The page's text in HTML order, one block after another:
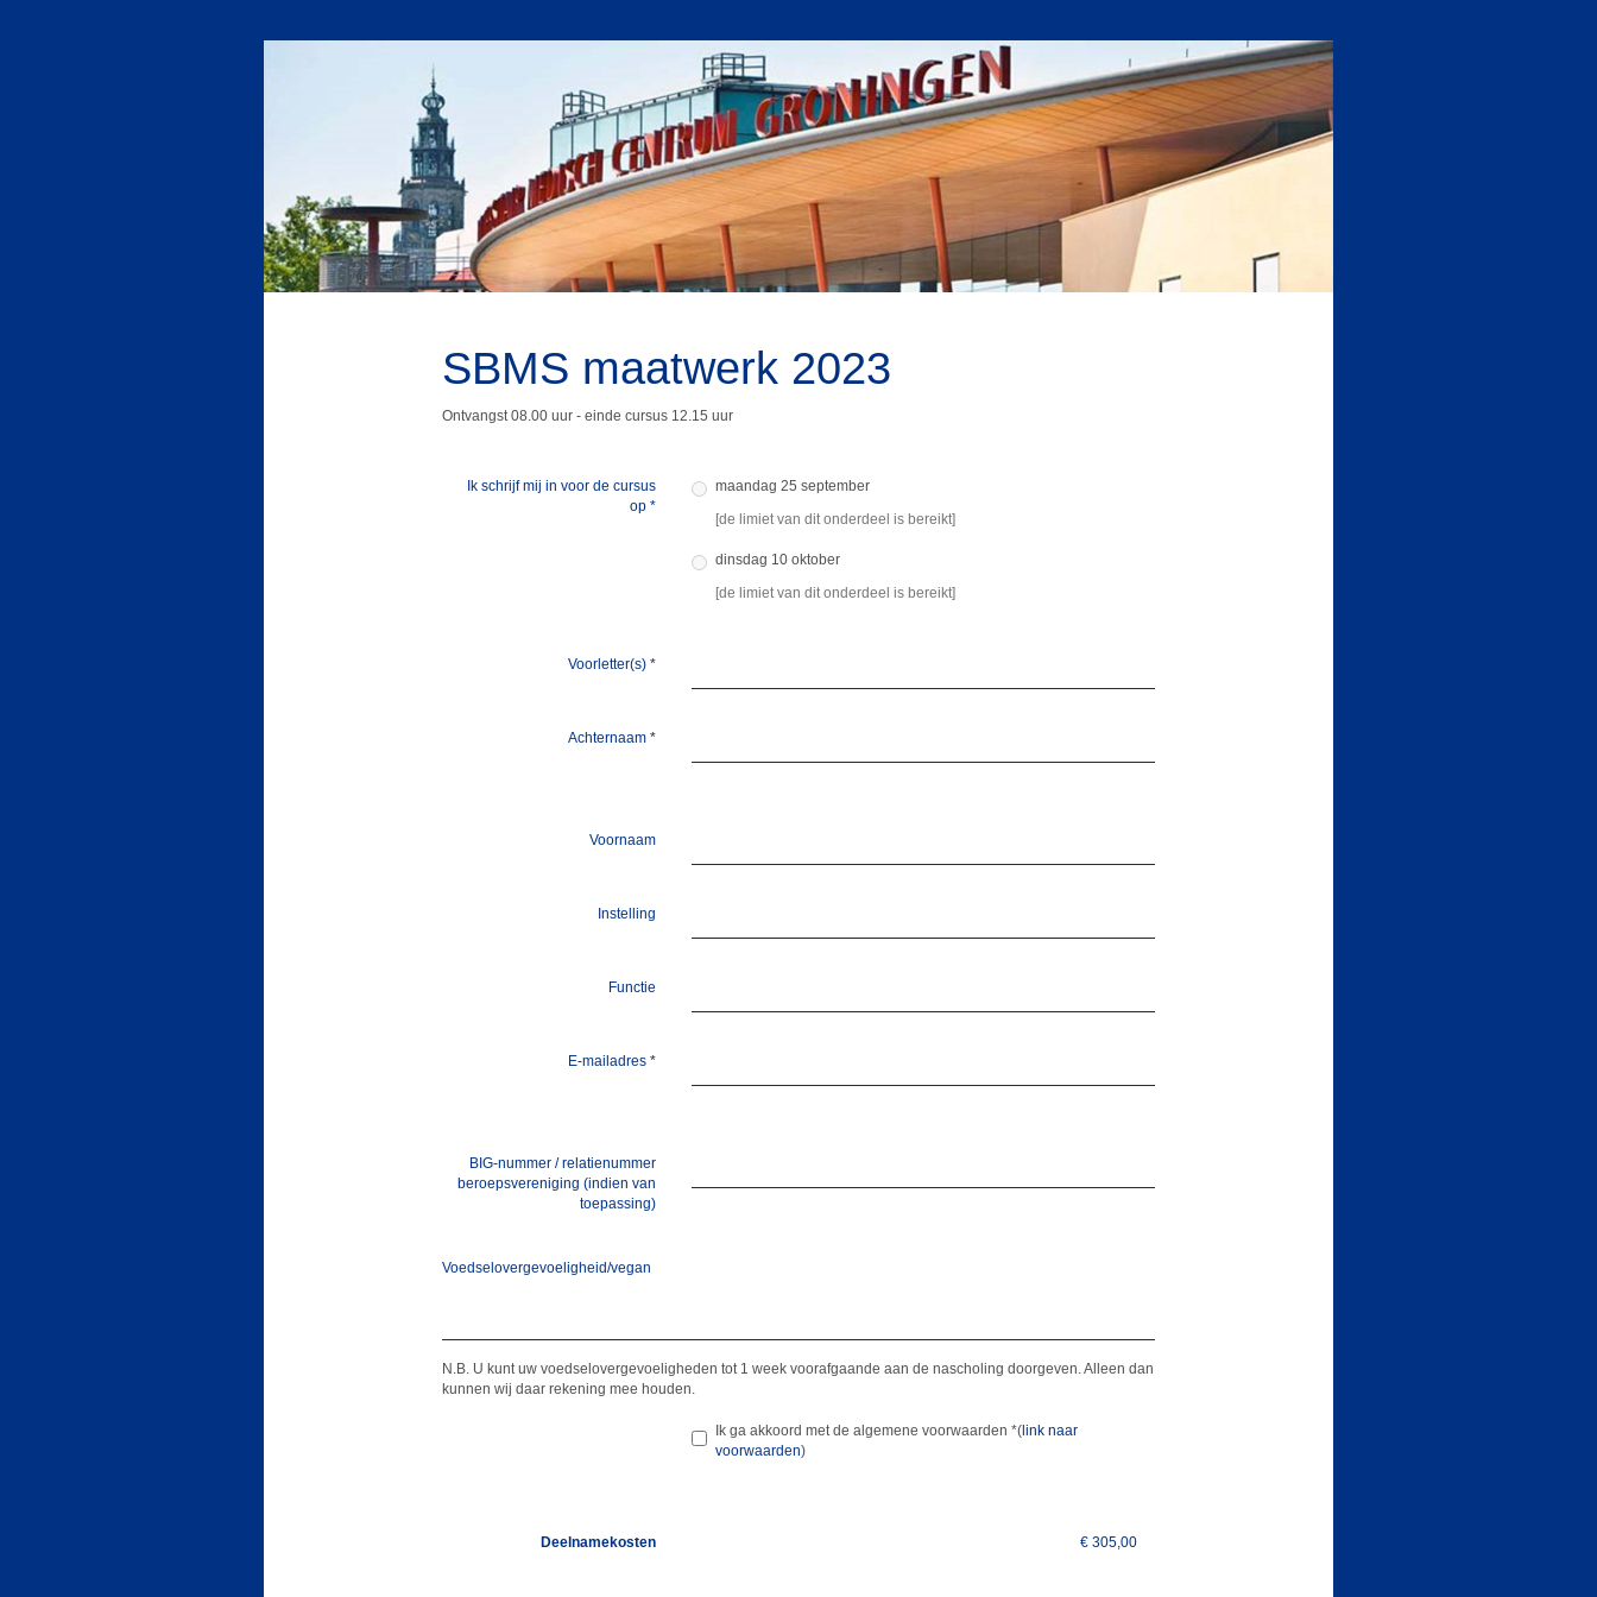
SBMS maatwerk 2023
Ontvangst 08.00 uur - einde cursus 12.15 uur
Ik schrijf mij in voor de cursus
op *
maandag 25 september
[de limiet van dit onderdeel is bereikt]
dinsdag 10 oktober
[de limiet van dit onderdeel is bereikt]
Voorletter(s) *
Achternaam *
Voornaam
Instelling
Functie
E-mailadres *
BIG-nummer / relatienummer
beroepsvereniging (indien van
toepassing)
Voedselovergevoeligheid/vegan
N.B. U kunt uw voedselovergevoeligheden tot 1 week voorafgaande aan de nascholing doorgeven. Alleen dan
kunnen wij daar rekening mee houden.
Ik ga akkoord met de algemene voorwaarden *( link naar
voorwaarden)
Deelnamekosten € 305,00